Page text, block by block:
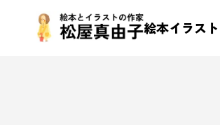
絵本イラスト